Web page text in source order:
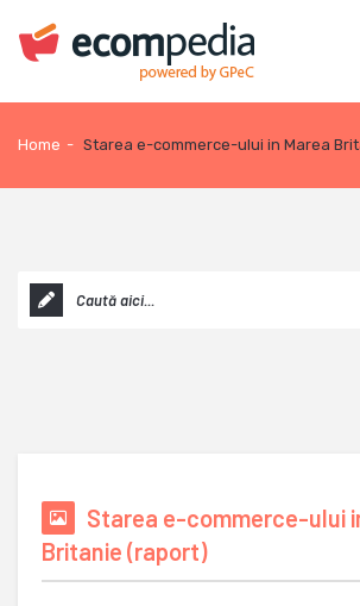
Home - Starea e-commerce-ului in Marea
Starea e-commerce-ului
Britanie (raport)